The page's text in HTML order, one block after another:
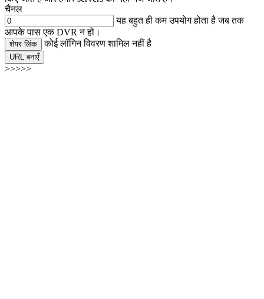
चैनल
यह बहुत ही कम उपयोग होता है जब तक
आपके पास एक DVR न हो।
शेयर लिंक कोई लॉगिन विवरण शामिल नहीं है
URL बनाएँ
>>>>>